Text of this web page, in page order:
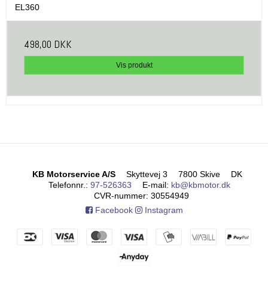
EL360
498,00 DKK
Vis produkt
KB Motorservice A/S Skyttevej 3 7800 Skive
DK
Telefonnr. : 97-526363 E-mail: kb@kbmotor.dk
CVR-nummer: 30554949
Facebook
Instagram